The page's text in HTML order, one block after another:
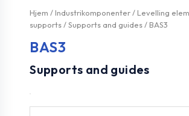
Hjem / Industrikomponenter/ Levelling
supports/Supports and guides/ BAS3
BAS3
Supports and guides